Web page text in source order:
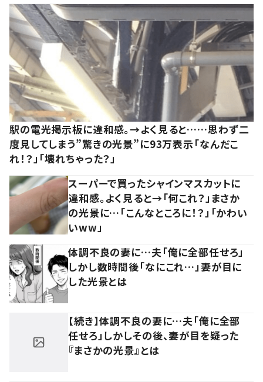
駅の電光掲示板に違和感。→よく見ると……思わず二
度見してしまう”驚きの光景”に93万表示「なんだこ
れ！？」「壊れちゃった？」
スーパーで買ったシャインマスカットに
違和感。よく見ると→「何これ？」まさか
の光景に…「こんなところに！？」「かわい
いww」
体調不良の妻に…夫「俺に全部任せろ」
しかし数時間後「なにこれ…」妻が目に
した光景とは
【続き】体調不良の妻に…夫「俺に全部
任せろ」しかしその後、妻が目を疑った
『まさかの光景』とは